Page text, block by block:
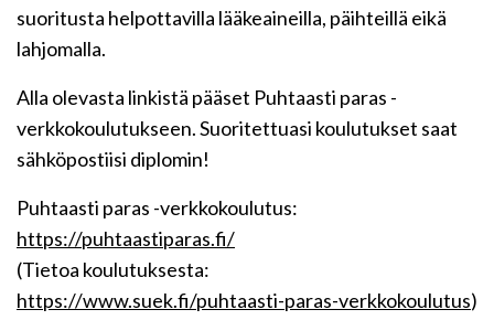
suoritusta helpottavilla lääkeaineilla, päihteillä eikä
lahjomalla.
Alla olevasta linkistä pääset Puhtaasti paras -
verkkokoulutukseen. Suoritettuasi koulutukset saat
sähköpostiisi diplomin!
Puhtaasti paras -verkkokoulutus:
https://puhtaastiparas.fi/
(Tietoa koulutuksesta:
https://www.suek.fi/puhtaasti-paras-verkkokoulutus)